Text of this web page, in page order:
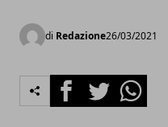
di Redazione26/03/2021
FacebookTwitterWhatsapp